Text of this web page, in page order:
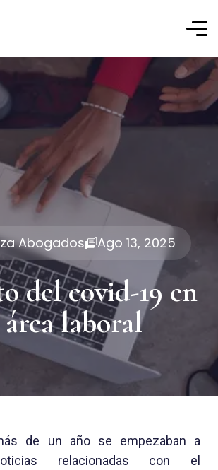
Abogados Ago 13, 2025
del covid-19 en
laboral
de un año se empezaban a
relacionadas con el